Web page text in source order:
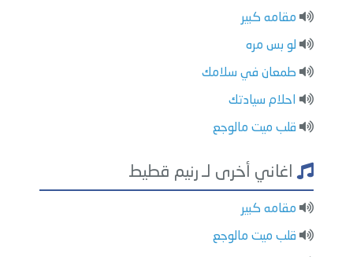
مقامه كبير
لو بس مره
طمعان في سلامك
احلام سيادتك
قلب ميت مالوجع
اغاني أخرى لـ رنيم قطيط
مقامه كبير
قلب ميت مالوجع